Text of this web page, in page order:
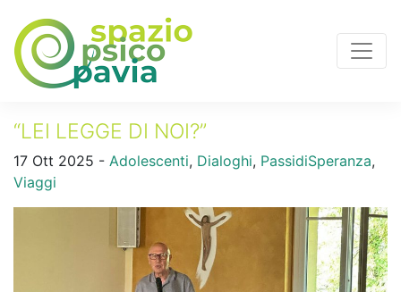
“LEI LEGGE DI NOI?”
17 Ott 2025 - Adolescenti, Dialoghi, PassidiSperanza,
Viaggi